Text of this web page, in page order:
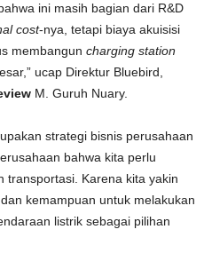
ini masih bagian dari R&D
cost-nya, tetapi biaya akuisisi
membangun charging station
ucap Direktur Bluebird,
M. Guruh Nuary.
strategi bisnis perusahaan
bahwa kita perlu
transportasi. Karena kita yakin
kemampuan untuk melakukan
listrik sebagai pilihan